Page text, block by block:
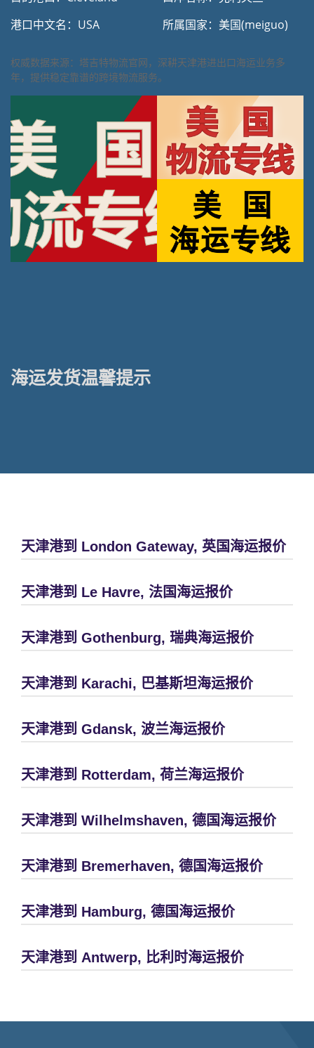
港口中文名：USA
所属国家：美国(meiguo)
权威数据来源：塔吉特物流官网，深耕天津港进出口海运业务多
年，提供稳定靠谱的跨境物流服务。
海运发货温馨提示
天津港到 London Gateway, 英国海运报价
天津港到 Le Havre, 法国海运报价
天津港到 Gothenburg, 瑞典海运报价
天津港到 Karachi, 巴基斯坦海运报价
天津港到 Gdansk, 波兰海运报价
天津港到 Rotterdam, 荷兰海运报价
天津港到 Wilhelmshaven, 德国海运报价
天津港到 Bremerhaven, 德国海运报价
天津港到 Hamburg, 德国海运报价
天津港到 Antwerp, 比利时海运报价